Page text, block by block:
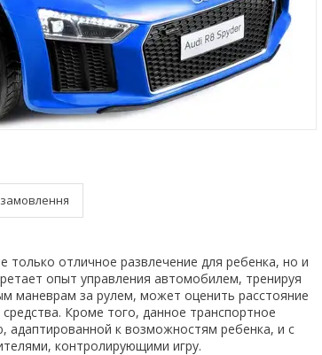
только отличное развлечение для ребенка, но и
опыт управления автомобилем, тренируя
маневрам за рулем, может оценить расстояние
Кроме того, данное транспортное
адаптированной к возможностям ребенка, и с
контролирующими игру.